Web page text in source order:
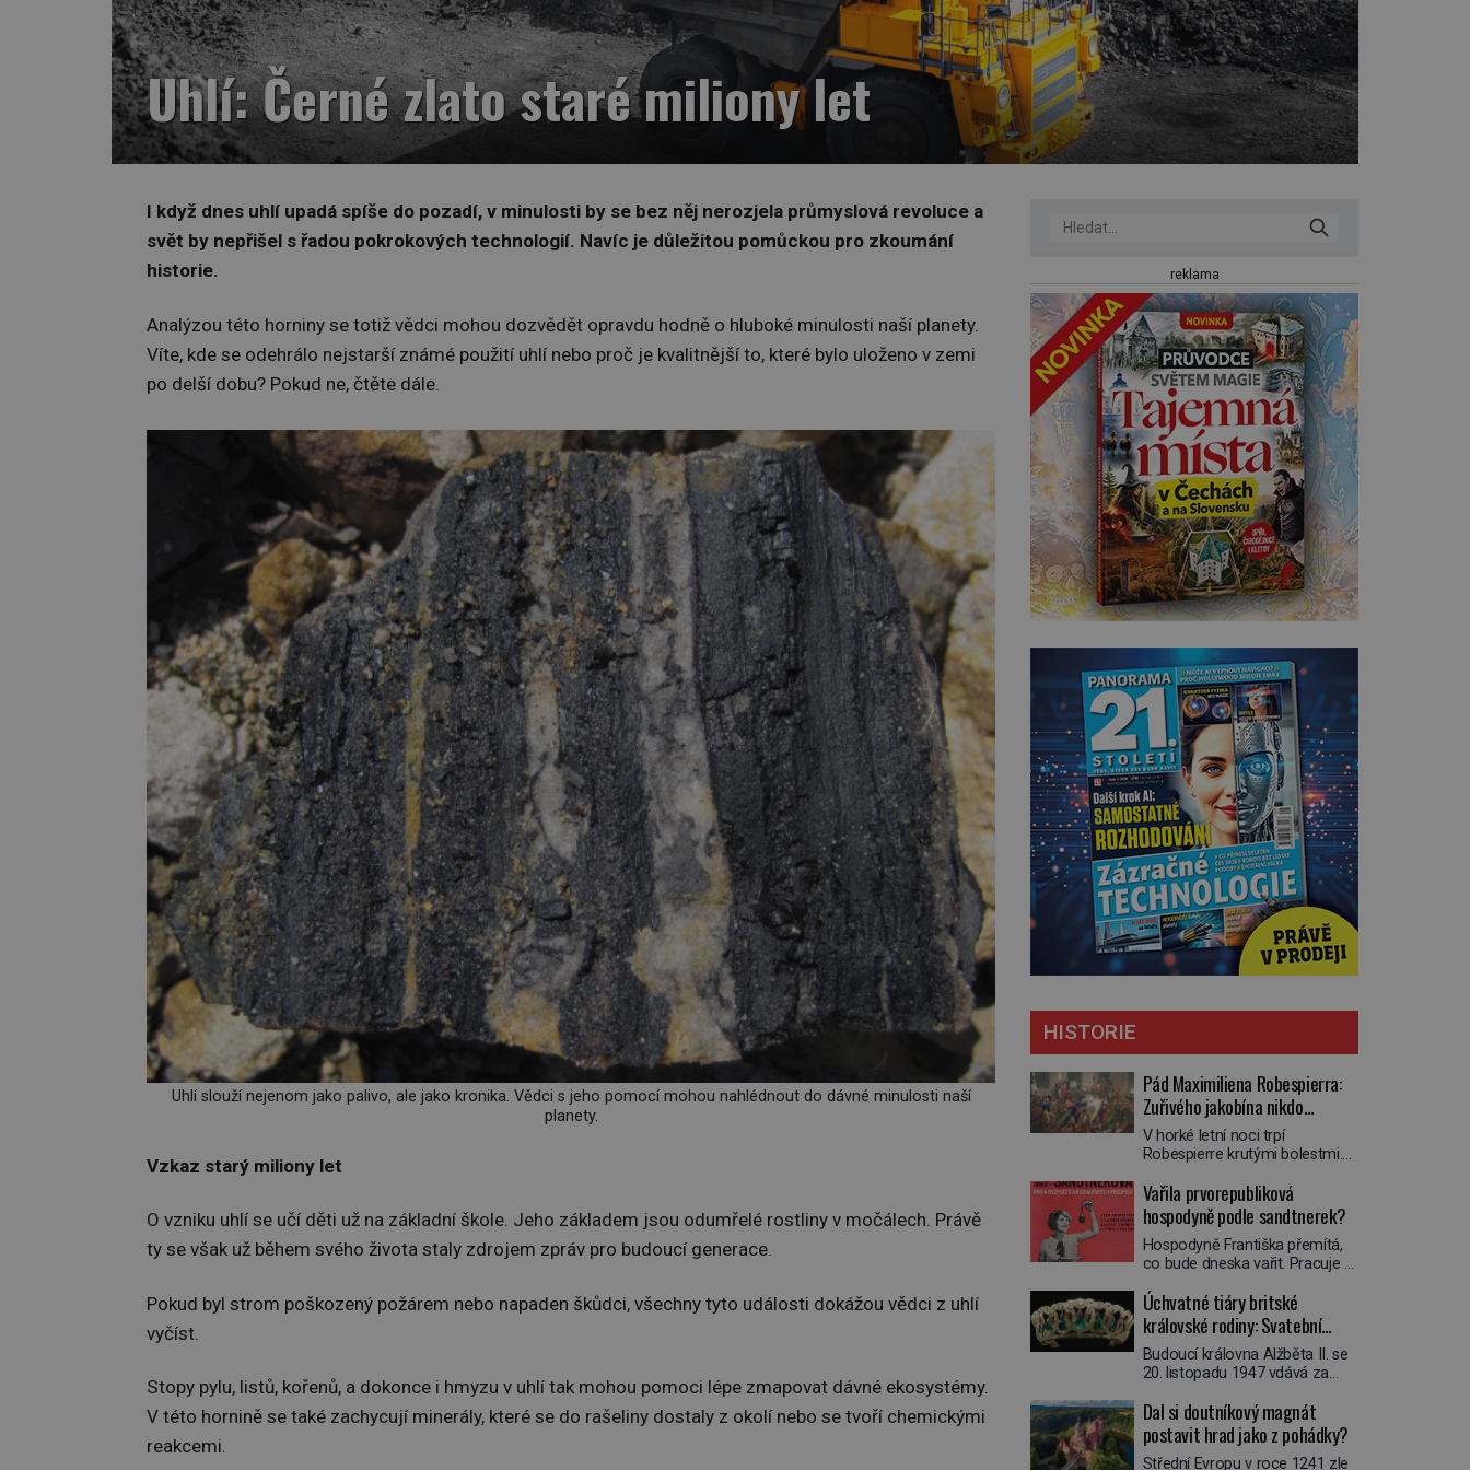
Uhlí: Černé zlato staré miliony let
I když dnes uhlí upadá spíše do pozadí, v minulosti by se bez něj nerozjela průmyslová revoluce a
svět by nepřišel s řadou pokrokových technologií. Navíc je důležitou pomůckou pro zkoumání
historie.
Analýzou této horniny se totiž vědci mohou dozvědět opravdu hodně o hluboké minulosti naší planety.
Víte, kde se odehrálo nejstarší známé použití uhlí nebo proč je kvalitnější to, které bylo uloženo v zemi
po delší dobu? Pokud ne, čtěte dále.
Uhlí slouží nejenom jako palivo, ale jako kronika. Vědci s jeho pomocí mohou nahlédnout do dávné minulosti naší
planety.
Vzkaz starý miliony let
O vzniku uhlí se učí děti už na základní škole. Jeho základem jsou odumřelé rostliny v močálech. Právě
ty se však už během svého života staly zdrojem zpráv pro budoucí generace.
Pokud byl strom poškozený požárem nebo napaden škůdci, všechny tyto události dokážou vědci z uhlí
vyčíst.
Stopy pylu, listů, kořenů, a dokonce i hmyzu v uhlí tak mohou pomoci lépe zmapovat dávné ekosystémy.
V této hornině se také zachycují minerály, které se do rašeliny dostaly z okolí nebo se tvoří chemickými
reakcemi.
reklama
HISTORIE
Pád Maximiliena Robespierra:
Zuřivého jakobína nikdo
nelitoval?
V horké letní noci trpí
Robespierre krutými bolestmi.
víří kolotoč myšlenek. Když se
probere z mdlob, vzpomene si
na jednu z pařížských
jasnovidek, kterou před lety
navštívil. Prorokovala mu
vysmál. „Robespierre to
dotáhne hodně daleko,“
prohlásil o něm jiný významný
francouzský revolucionář,
Honoré de Mirabeau […]
Vařila prvorepubliková
hospodyně podle sandtnerek?
Hospodyně Františka přemítá,
co bude dneska vařit. Pracuje v
mlsný jazýček. Zalistuje proto
rychle v jedné ze „sandtnerek“.
„Zaplaťpánbůh, že už
nemusíme chodit s lístky,“
povzdechne si směrem ke
ruce. Ještě v prvních letech
nové republiky fungoval kvůli
nedostatku zboží přídělový
Úchvatné tiáry britské
královské rodiny: Svatební
klenot Alžbětě II. praskl
Budoucí královna Alžběta II. se
20. listopadu 1947 vdává za
Mountbattena. Aby měla na
obřad ve Westminsteru podle
tradice „něco vypůjčeného“, její
Dal si doutníkový magnát
postavit hrad jako z pohádky?
Střední Evropu v roce 1241 zle